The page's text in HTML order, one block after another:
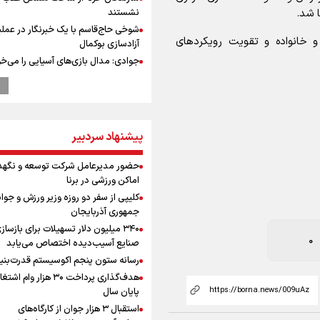
شد.
خانواده و تقویت رویکردهای
وجود ندارد
نشستند
شوخی حاج‌قاسم با یک خبرنگار در
آزادسازی بوکمال
جوادی: مدال بازی‌های آسیایی را
بهداد سلیمی شرایط ورزشکار را درک
ابوباقر، جانشین فرمانده نیروی
ابوباقر: دشمن در براندازی، اغتشاشات
و اهداف نظامی به نتیجه نرسید
رهبر شهید انقلاب: آمریکایی‌ها صدها
را با بمب اتم کشتند بدون هیچ
مراسم گرامیداشت روز خبرنگار
گرامیداشت روز خبرنگار
گرامیداشت روز خبرنگار در شیراز
سخنگوی سپاه: بازگشایی تنگۀ هرمز
پذیرش شروط ایران از سوی
ارتباطی به مذاکرات ایران و عمان ندارد
ونس: در حال کار بر روی ایجاد یک
ناوبری امن هستیم
پیشنهاد سردبیر
حضور مدیرعامل شرکت توسعه و
اماکن ورزشی در برنا
کلیپی از سفر دو روزه وزیر ورزش و
جمهوری آذربایجان
۳۴۰ میلیون دلار تسهیلات برای
صنایع آسیب‌دیده اختصاص می‌یابد
رسانه ستون پنجم اکوسیستم
هدف‌گذاری پرداخت ۳۰ هزار وام
پایان سال
استقبال ۳ هزار جوان از کارگاه‌های